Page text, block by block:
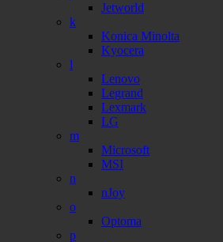
Jetworld
k
Konica Minolta
Kyocera
l
Lenovo
Legrand
Lexmark
LG
m
Microsoft
MSI
n
nJoy
o
Optoma
p